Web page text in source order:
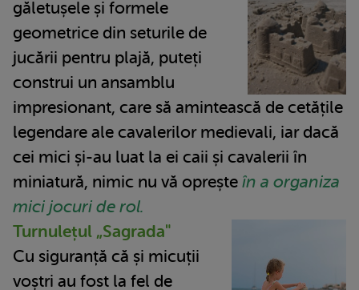
găletușele și formele
geometrice din seturile de
jucării pentru plajă, puteți
construi un ansamblu
impresionant, care să amintească de cetățile
legendare ale cavalerilor medievali, iar dacă
cei mici și-au luat la ei caii și cavalerii în
miniatură, nimic nu vă oprește în a organiza
mici jocuri de rol.
Turnulețul „Sagrada"
Cu siguranță că și micuții
voștri au fost la fel de